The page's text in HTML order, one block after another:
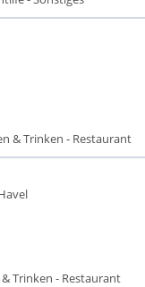
& Trinken - Restaurant
& Trinken - Restaurant